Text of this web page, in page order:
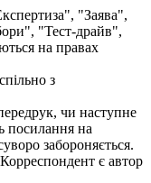
"Заява",
"Тест-драйв",
на правах
з
чи наступне
посилання на
забороняється.
є автор